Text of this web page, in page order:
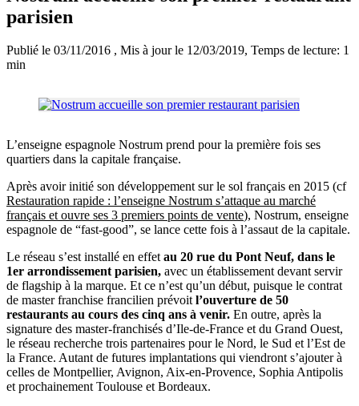
parisien
Publié le 03/11/2016 , Mis à jour le 12/03/2019, Temps de lecture: 1
min
L’enseigne espagnole Nostrum prend pour la première fois ses
quartiers dans la capitale française.
Après avoir initié son développement sur le sol français en 2015 (cf
Restauration rapide : l’enseigne Nostrum s’attaque au marché
français et ouvre ses 3 premiers points de vente), Nostrum, enseigne
espagnole de “fast-good”, se lance cette fois à l’assaut de la capitale.
Le réseau s’est installé en effetau 20 rue du Pont Neuf, dans le
1er arrondissement parisien, avec un établissement devant servir
de flagship à la marque. Et ce n’est qu’un début, puisque le contrat
de master franchise francilien prévoitl’ouverture de 50
restaurants au cours des cinq ans à venir. En outre, après la
signature des master-franchisés d’Ile-de-France et du Grand Ouest,
le réseau recherche trois partenaires pour le Nord, le Sud et l’Est de
la France. Autant de futures implantations qui viendront s’ajouter à
celles de Montpellier, Avignon, Aix-en-Provence, Sophia Antipolis
et prochainement Toulouse et Bordeaux.